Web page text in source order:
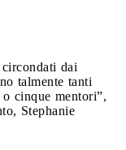
dai
talmente tanti
cinque mentori”,
Stephanie